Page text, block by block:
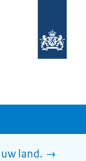
homepage
land.